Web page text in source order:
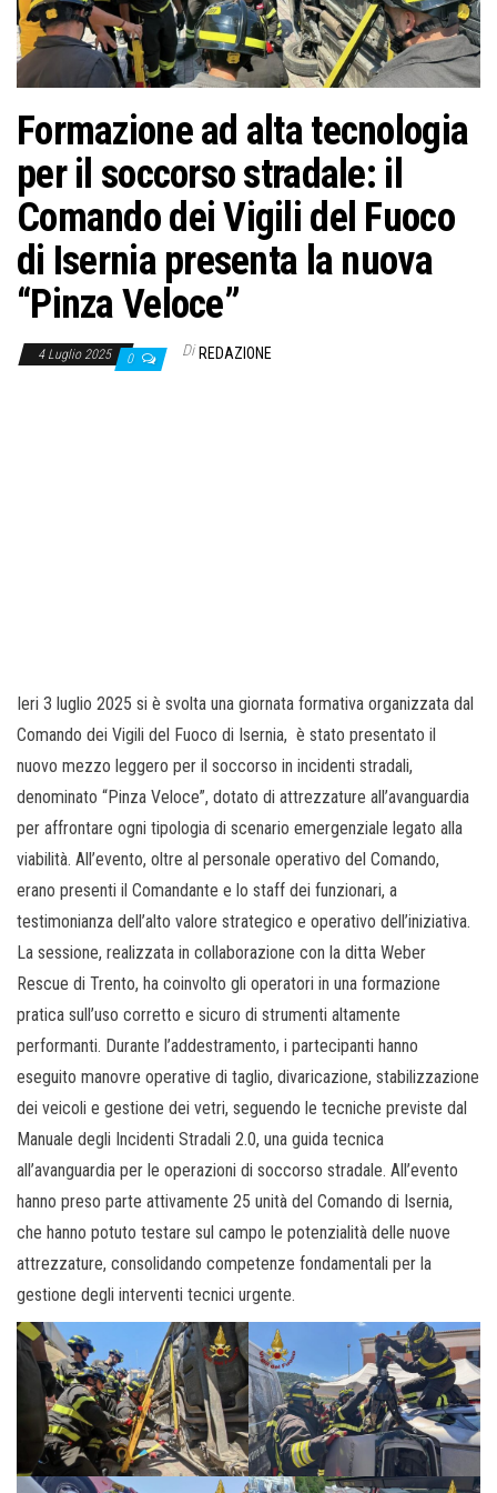
n
e
Formazione ad alta tecnologia
per il soccorso stradale: il
Comando dei Vigili del Fuoco
di Isernia presenta la nuova
“Pinza Veloce”
4 Luglio 2025 0 Di REDAZIONE
Ieri 3 luglio 2025 si è svolta una giornata formativa organizzata dal
Comando dei Vigili del Fuoco di Isernia, è stato presentato il
nuovo mezzo leggero per il soccorso in incidenti stradali,
denominato “Pinza Veloce”, dotato di attrezzature all’avanguardia
per affrontare ogni tipologia di scenario emergenziale legato alla
viabilità. All’evento, oltre al personale operativo del Comando,
erano presenti il Comandante e lo staff dei funzionari, a
testimonianza dell’alto valore strategico e operativo dell’iniziativa.
La sessione, realizzata in collaborazione con la ditta Weber
Rescue di Trento, ha coinvolto gli operatori in una formazione
pratica sull’uso corretto e sicuro di strumenti altamente
performanti. Durante l’addestramento, i partecipanti hanno
eseguito manovre operative di taglio, divaricazione, stabilizzazione
dei veicoli e gestione dei vetri, seguendo le tecniche previste dal
Manuale degli Incidenti Stradali 2.0, una guida tecnica
all’avanguardia per le operazioni di soccorso stradale. All’evento
hanno preso parte attivamente 25 unità del Comando di Isernia,
che hanno potuto testare sul campo le potenzialità delle nuove
attrezzature, consolidando competenze fondamentali per la
gestione degli interventi tecnici urgente.